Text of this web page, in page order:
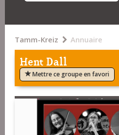
Tamm-Kreiz Annuaire
Hent Dall
Mettre ce groupe en favori